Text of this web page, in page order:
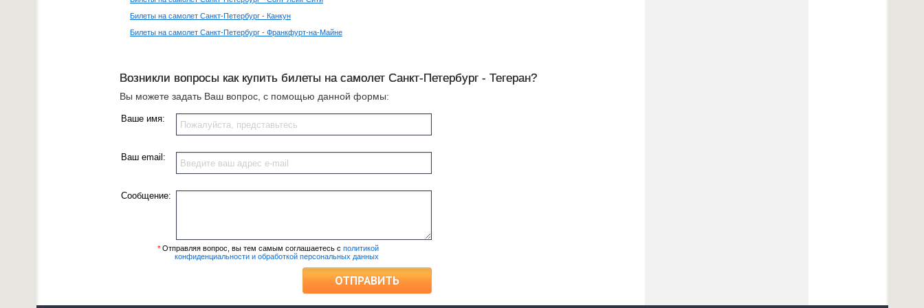
Билеты на самолет Санкт-Петербург - Канкун
Билеты на самолет Санкт-Петербург - Франкфурт-на-Майне
Возникли вопросы как купить билеты на самолет Санкт-Петербург - Тегеран?
Вы можете задать Ваш вопрос, с помощью данной формы:
Ваше имя:
Ваш email:
Сообщение:
* Отправляя вопрос, вы тем самым соглашаетесь с политикой
конфиденциальности и обработкой персональных данных
ОТПРАВИТЬ